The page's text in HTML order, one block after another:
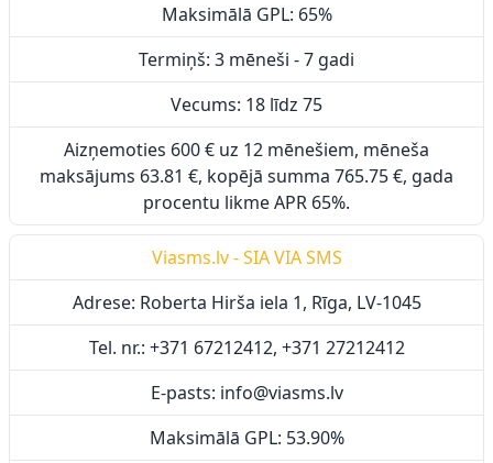
Maksimālā GPL: 65%
Termiņš: 3 mēneši - 7 gadi
Vecums: 18 līdz 75
Aizņemoties 600 € uz 12 mēnešiem, mēneša
maksājums 63.81 €, kopējā summa 765.75 €, gada
procentu likme APR 65%.
Viasms.lv - SIA VIA SMS
Adrese: Roberta Hirša iela 1, Rīga, LV-1045
Tel. nr.: +371 67212412, +371 27212412
E-pasts: info@viasms.lv
Maksimālā GPL: 53.90%